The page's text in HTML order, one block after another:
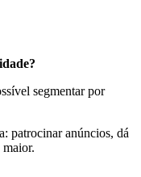
segmentar por
patrocinar anúncios, dá